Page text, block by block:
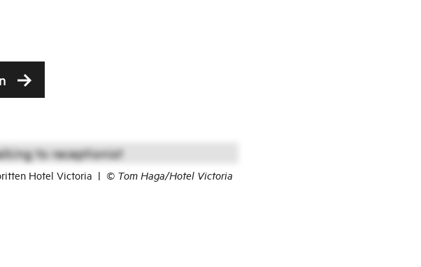
Hotel Victoria | © Tom Haga/Hotel Victoria